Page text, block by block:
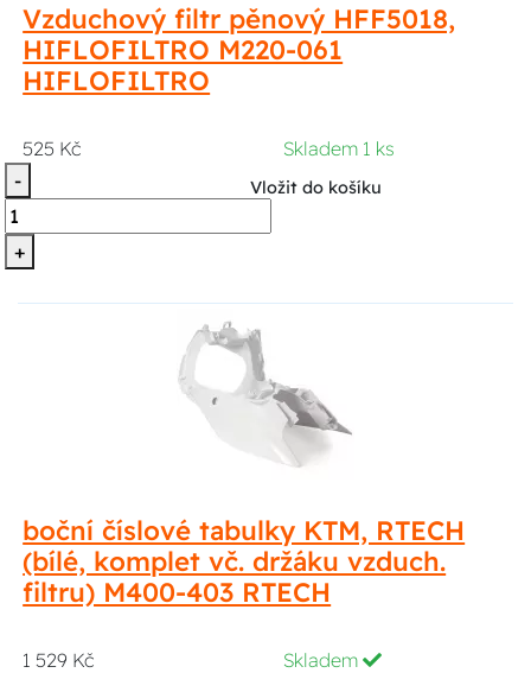
Vzduchový filtr pěnový HFF5018,
HIFLOFILTRO M220-061
HIFLOFILTRO
525 Kč
Skladem 1 ks
-
+
Vložit do košíku
boční číslové tabulky KTM, RTECH
(bílé, komplet vč. držáku vzduch.
filtru) M400-403 RTECH
1 529 Kč
Skladem